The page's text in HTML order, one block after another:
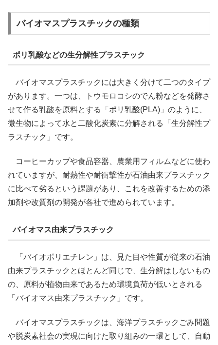
バイオマスプラスチックの種類
ポリ乳酸などの生分解性プラスチック
バイオマスプラスチックには大きく分けて二つのタイプ
があります。一つは、トウモロコシのでん粉などを発酵さ
せて作る乳酸を原料とする「ポリ乳酸(PLA)」のように、
微生物によって水と二酸化炭素に分解される「生分解性プ
ラスチック」です。
コーヒーカップや食品容器、農業用フィルムなどに使わ
れていますが、耐熱性や耐衝撃性が石油由来プラスチック
に比べて劣るという課題があり、これを改善するための添
加剤や改質剤の開発が各社で進められています。
バイオマス由来プラスチック
「バイオポリエチレン」は、見た目や性質が従来の石油
由来プラスチックとほとんど同じで、生分解はしないもの
の、原料が植物由来であるため環境負荷が低いとされる
「バイオマス由来プラスチック」です。
バイオマスプラスチックは、海洋プラスチックごみ問題
や脱炭素社会の実現に向けた取り組みの一環として、自動